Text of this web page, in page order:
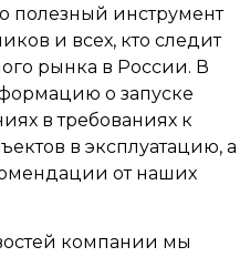
полезный инструмент
и всех, кто следит
рынка в России. В
о запуске
в требованиях к
в эксплуатацию, а
от наших
компании мы